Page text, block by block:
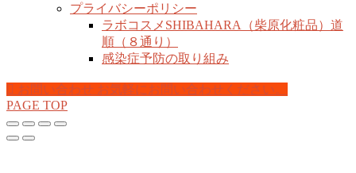
プライバシーポリシー
ラボコスメSHIBAHARA（柴原化粧品）道
順（８通り）
感染症予防の取り組み
お問い合わせ お気軽にお問い合わせください。
PAGE TOP